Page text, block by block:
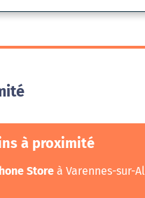
à proximité
Store à Varennes-sur-